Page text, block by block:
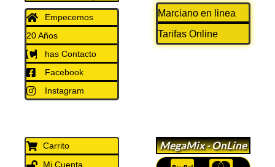
Empecemos
20 Años
has Contacto
Facebook
Instagram
Marciano en linea
Tarifas Online
Carrito
Mi Cuenta
MegaMix - OnLine